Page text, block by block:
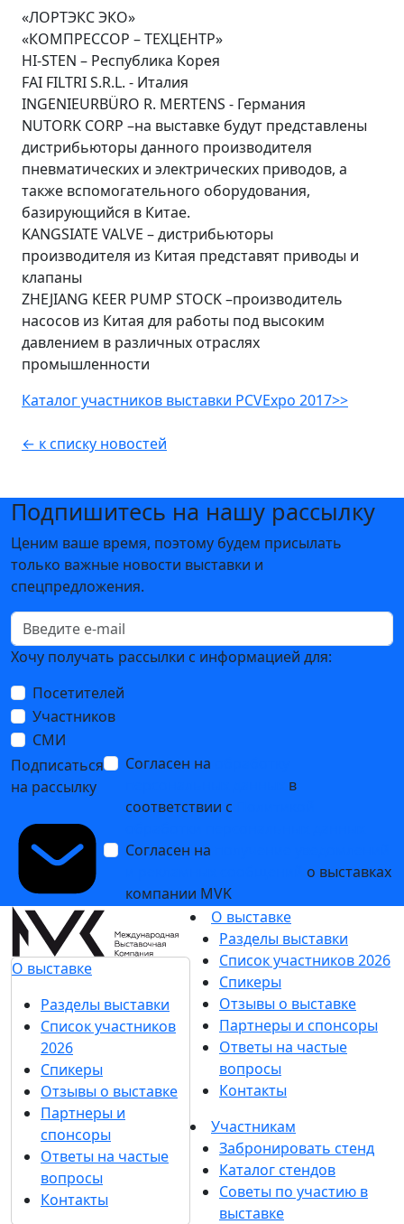
«ЛОРТЭКС ЭКО»
«КОМПРЕССОР – ТЕХЦЕНТР»
HI-STEN – Республика Корея
FAI FILTRI S.R.L. - Италия
INGENIEURBÜRO R. MERTENS - Германия
NUTORK CORP –на выставке будут представлены
дистрибьюторы данного производителя
пневматических и электрических приводов, а
также вспомогательного оборудования,
базирующийся в Китае.
KANGSIATE VALVE – дистрибьюторы
производителя из Китая представят приводы и
клапаны
ZHEJIANG KEER PUMP STOCK –производитель
насосов из Китая для работы под высоким
давлением в различных отраслях
промышленности
Каталог участников выставки PCVExpo 2017>>
← к списку новостей
Подпишитесь на нашу рассылку
Ценим ваше время, поэтому будем присылать
только важные новости выставки и
спецпредложения.
Хочу получать рассылки с информацией для:
Посетителей
Участников
СМИ
Подписаться
на рассылку
Согласен на
в
соответствии с
Согласен на
о выставках
компании MVK
О выставке
Разделы выставки
Список участников
2026
Спикеры
Отзывы о выставке
Партнеры и
спонсоры
Ответы на частые
вопросы
Контакты
О выставке
Разделы выставки
Список участников 2026
Спикеры
Отзывы о выставке
Партнеры и спонсоры
Ответы на частые
вопросы
Контакты
Участникам
Забронировать стенд
Каталог стендов
Советы по участию в
выставке